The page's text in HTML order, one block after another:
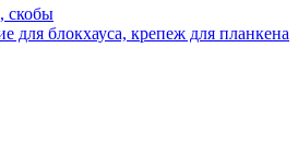
скобы
для блокхауса, крепеж для планкена